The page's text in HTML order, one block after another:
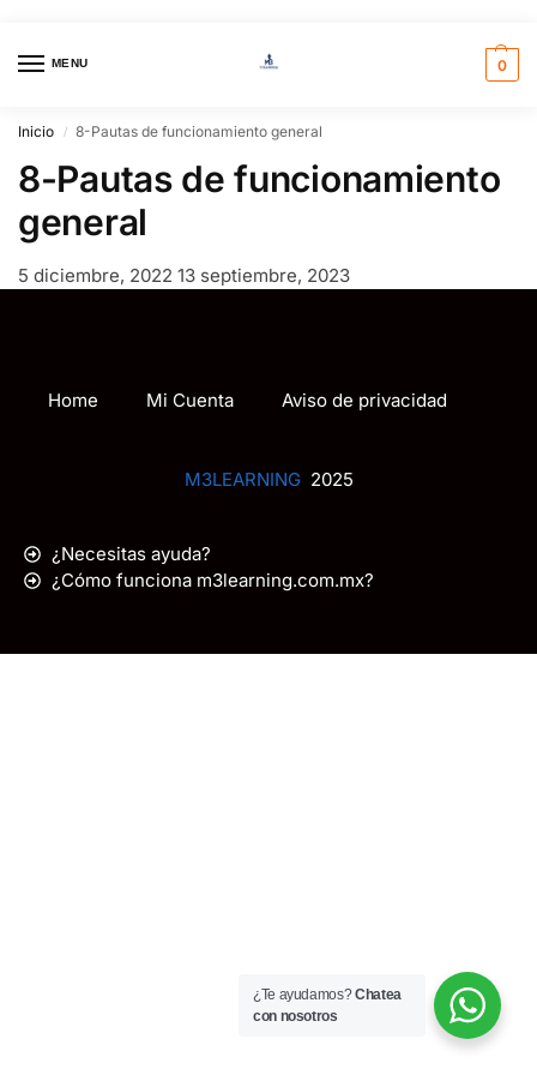
MENU 0
Inicio / 8-Pautas de funcionamiento general
8-Pautas de funcionamiento
general
5 diciembre, 2022 13 septiembre, 2023
Home Mi Cuenta Aviso de privacidad
M3LEARNING2025
¿Necesitas ayuda?
¿Cómo funciona m3learning.com.mx?
¿Te ayudamos?Chatea
con nosotros